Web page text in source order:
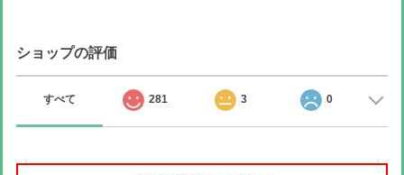
ショップの評価
すべて 281 3 0